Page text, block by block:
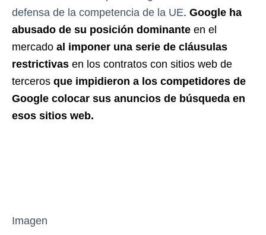
defensa de la competencia de la UE. Google ha
abusado de su posición dominante en el
mercado al imponer una serie de cláusulas
restrictivas en los contratos con sitios web de
terceros que impidieron a los competidores de
Google colocar sus anuncios de búsqueda en
esos sitios web.
Imagen